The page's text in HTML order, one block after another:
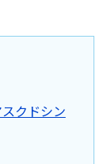
クドシン